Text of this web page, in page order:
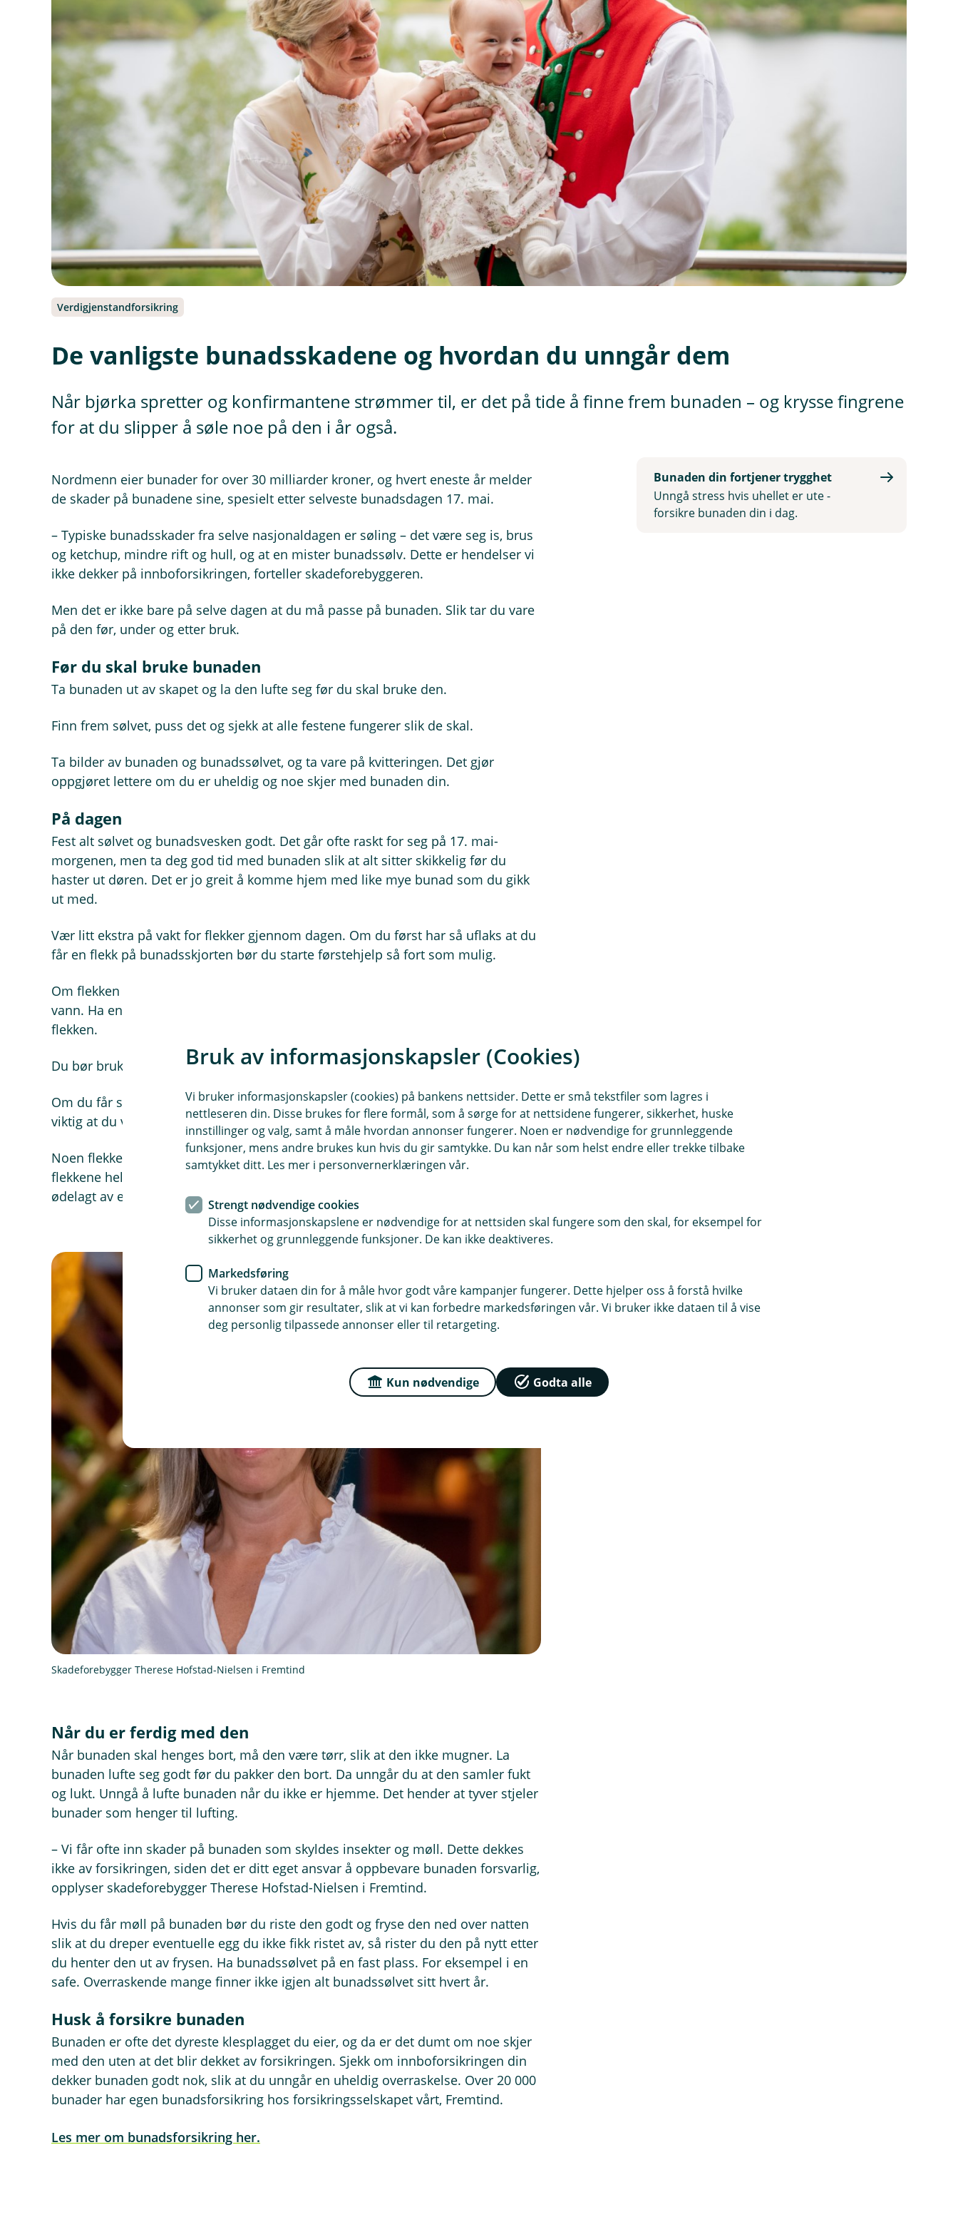
Verdigjenstandforsikring
De vanligste bunadsskadene og hvordan du unngår dem
Når bjørka spretter og konfirmantene strømmer til, er det på tide å finne frem bunaden – og krysse fingrene
for at du slipper å søle noe på den i år også.
Nordmenn eier bunader for over 30 milliarder kroner, og hvert eneste år melder
de skader på bunadene sine, spesielt etter selveste bunadsdagen 17. mai.
– Typiske bunadsskader fra selve nasjonaldagen er søling – det være seg is, brus
og ketchup, mindre rift og hull, og at en mister bunadssølv. Dette er hendelser vi
ikke dekker på innboforsikringen, forteller skadeforebyggeren.
Men det er ikke bare på selve dagen at du må passe på bunaden. Slik tar du vare
på den før, under og etter bruk.
Før du skal bruke bunaden
Ta bunaden ut av skapet og la den lufte seg før du skal bruke den.
Finn frem sølvet, puss det og sjekk at alle festene fungerer slik de skal.
Ta bilder av bunaden og bunadssølvet, og ta vare på kvitteringen. Det gjør
oppgjøret lettere om du er uheldig og noe skjer med bunaden din.
På dagen
Fest alt sølvet og bunadsvesken godt. Det går ofte raskt for seg på 17. mai-
morgenen, men ta deg god tid med bunaden slik at alt sitter skikkelig før du
haster ut døren. Det er jo greit å komme hjem med like mye bunad som du gikk
ut med.
Vær litt ekstra på vakt for flekker gjennom dagen. Om du først har så uflaks at du
får en flekk på bunadsskjorten bør du starte førstehjelp så fort som mulig.
Om flekken er fra ketchup, brus eller is kan du bruke to servietter og kokende
vann. Ha en serviett bak flekken og press den andre med kokende vann på
flekken.
Du bør bruke en mild fargeløs såpe på fettflekker på bunadsskjorten.
Om du får stygge flekker på andre deler av bunaden må den til renseri. Da er det
viktig at du velger et renseri som har erfaring med bunader.
Noen flekker er nesten umulig å få bort, så det beste er selvfølgelig å unngå
flekkene helt. Få ting ødelegger 17. mai like fort som å få et familiearvestykke
ødelagt av en kaffeflekk.
Skadeforebygger Therese Hofstad-Nielsen i Fremtind
Når du er ferdig med den
Når bunaden skal henges bort, må den være tørr, slik at den ikke mugner. La
bunaden lufte seg godt før du pakker den bort. Da unngår du at den samler fukt
og lukt. Unngå å lufte bunaden når du ikke er hjemme. Det hender at tyver stjeler
bunader som henger til lufting.
– Vi får ofte inn skader på bunaden som skyldes insekter og møll. Dette dekkes
ikke av forsikringen, siden det er ditt eget ansvar å oppbevare bunaden forsvarlig,
opplyser skadeforebygger Therese Hofstad-Nielsen i Fremtind.
Hvis du får møll på bunaden bør du riste den godt og fryse den ned over natten
slik at du dreper eventuelle egg du ikke fikk ristet av, så rister du den på nytt etter
du henter den ut av frysen. Ha bunadssølvet på en fast plass. For eksempel i en
safe. Overraskende mange finner ikke igjen alt bunadssølvet sitt hvert år.
Husk å forsikre bunaden
Bunaden er ofte det dyreste klesplagget du eier, og da er det dumt om noe skjer
med den uten at det blir dekket av forsikringen. Sjekk om innboforsikringen din
dekker bunaden godt nok, slik at du unngår en uheldig overraskelse. Over 20 000
bunader har egen bunadsforsikring hos forsikringsselskapet vårt, Fremtind.
Les mer om bunadsforsikring her.
Bunaden din fortjener trygghet
Unngå stress hvis uhellet er ute -
forsikre bunaden din i dag.
Bruk av informasjonskapsler (Cookies)
Vi bruker informasjonskapsler (cookies) på bankens nettsider. Dette er små tekstfiler som lagres i
nettleseren din. Disse brukes for flere formål, som å sørge for at nettsidene fungerer, sikkerhet, huske
innstillinger og valg, samt å måle hvordan annonser fungerer. Noen er nødvendige for grunnleggende
funksjoner, mens andre brukes kun hvis du gir samtykke. Du kan når som helst endre eller trekke tilbake
samtykket ditt. Les mer i personvernerklæringen vår.
Strengt nødvendige cookies
Disse informasjonskapslene er nødvendige for at nettsiden skal fungere som den skal, for eksempel for
sikkerhet og grunnleggende funksjoner. De kan ikke deaktiveres.
Markedsføring
Vi bruker dataen din for å måle hvor godt våre kampanjer fungerer. Dette hjelper oss å forstå hvilke
annonser som gir resultater, slik at vi kan forbedre markedsføringen vår. Vi bruker ikke dataen til å vise
deg personlig tilpassede annonser eller til retargeting.
Kun nødvendige Godta alle